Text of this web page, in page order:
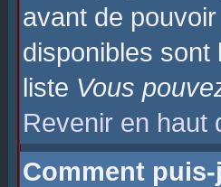
avant de
disponibles
liste Vous
Revenir en haut
Comment